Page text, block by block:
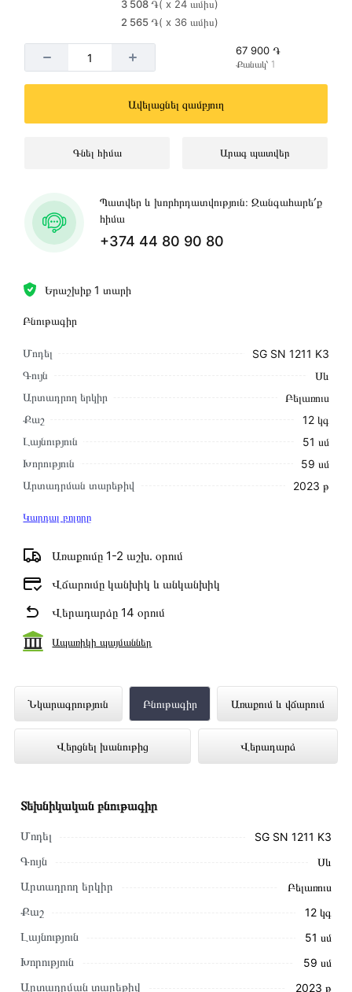
Երաշխիք 1 տարի
Բնութագիր
Մոդել
SG SN 1211 K3
Գույն
Սև
Արտադրող երկիր
Բելառուս
Քաշ
12 կգ
Լայնություն
51 սմ
Խորություն
59 սմ
Արտադրման տարեթիվ
2023 թ
Կարդալ բոլորը
Առաքումը 1-2 աշխ․ օրում
Վճարումը կանխիկ և անկանխիկ
Վերադարձը 14 օրում
Ապառիկի պայմաններ
3 508 ֏( x 24 ամիս)
2 565 ֏( x 36 ամիս)
67 900 ֏
Քանակ՝ 1
Ավելացնել զամբյուղ
Գնել հիմա Արագ պատվեր
Պատվեր և խորհրդատվություն։ Զանգահարե՛ք
հիմա
+374 44 80 90 80
Նկարագրություն Բնութագիր Առաքում և վճարում
Վերցնել խանութից Վերադարձ
Ներկառուցվող Գազօջախ GEFEST SG SN
1211 K3 ներկայացված է Technomix
առցանց խանութում լավագույն գնով 67
Տեխնիկական բնութագիր
Մոդել SG SN 1211 K3
Գույն Սև
Արտադրող երկիր Բելառուս
Քաշ 12 կգ
Լայնություն 51 սմ
Խորություն 59 սմ
Արտադրման տարեթիվ 2023 թ